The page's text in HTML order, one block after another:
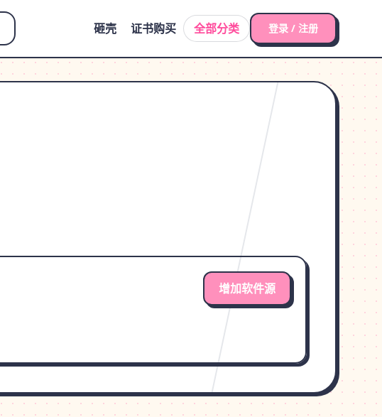
砸壳 证书购买 全部分类 登录 / 注册
增加软件源